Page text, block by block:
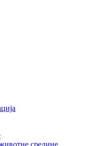
средине